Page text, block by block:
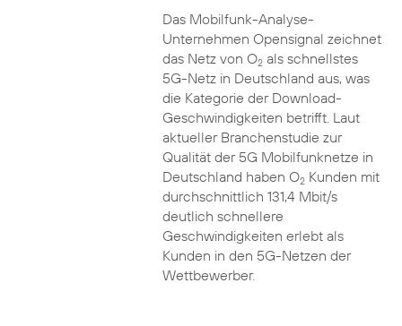
Das Mobilfunk-Analyse-
Unternehmen Opensignal zeichnet
das Netz von O2als schnellstes
5G-Netz in Deutschland aus, was
die Kategorie der Download-
Geschwindigkeiten betrifft. Laut
aktueller Branchenstudie zur
Qualität der 5G Mobilfunknetze in
Deutschland haben O2Kunden mit
durchschnittlich 131,4 Mbit/s
deutlich schnellere
Geschwindigkeiten erlebt als
Kunden in den 5G-Netzen der
Wettbewerber.